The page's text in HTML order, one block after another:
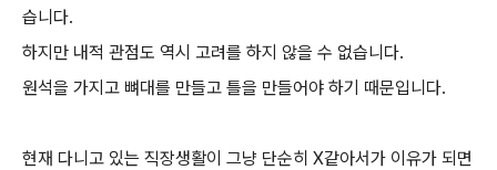
습니다.
하지만 내적 관점도 역시 고려를 하지 않을 수 없습니다.
원석을 가지고 뼈대를 만들고 틀을 만들어야 하기 때문입니다.
현재 다니고 있는 직장생활이 그냥 단순히 X같아서가 이유가 되면